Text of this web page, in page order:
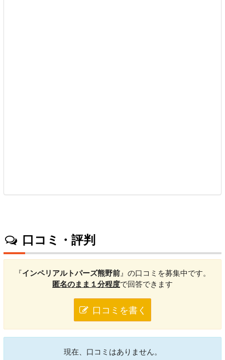
口コミ・評判
『インペリアルトパーズ熊野前 』の口コミを募集中です。
匿名のまま１分程度で回答できます
口コミを書く
現在、口コミはありません。